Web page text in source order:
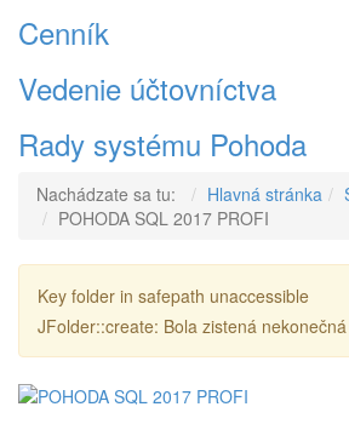
Cenník
Vedenie účtovníctva
Rady systému Pohoda
Nachádzate sa tu: Hlavná stránka
POHODA SQL 2017 PROFI
Varovanie
Key folder in safepath unaccessible
JFolder::create: Bola zistená